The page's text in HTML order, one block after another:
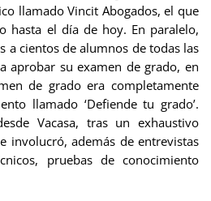
llamado Vincit Abogados, el que
hasta el día de hoy. En paralelo,
a cientos de alumnos de todas las
aprobar su examen de grado, en
de grado era completamente
llamado ‘Defiende tu grado’.
Vacasa, tras un exhaustivo
involucró, además de entrevistas
pruebas de conocimiento